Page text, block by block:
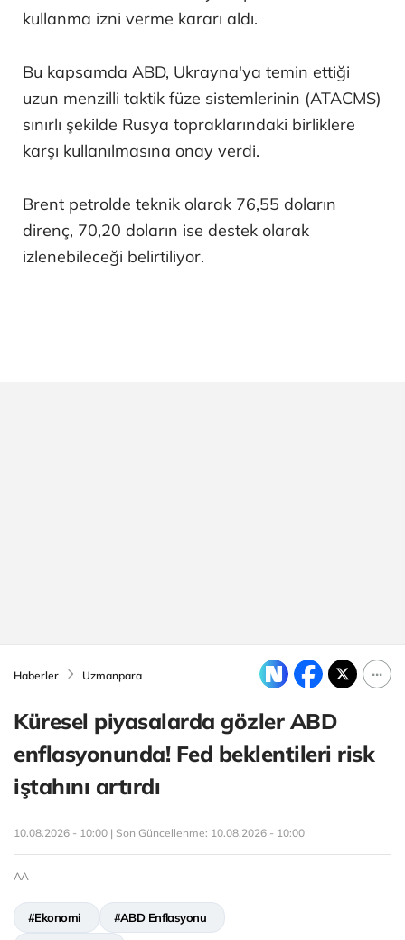
kullanma izni verme kararı aldı.
Bu kapsamda ABD, Ukrayna'ya temin ettiği
uzun menzilli taktik füze sistemlerinin (ATACMS)
sınırlı şekilde Rusya topraklarındaki birliklere
karşı kullanılmasına onay verdi.
Brent petrolde teknik olarak 76,55 doların
direnç, 70,20 doların ise destek olarak
izlenebileceği belirtiliyor.
Haberler Uzmanpara
Küresel piyasalarda gözler ABD
enflasyonunda! Fed beklentileri risk
iştahını artırdı
10.08.2026 - 10:00 | Son Güncellenme: 10.08.2026 - 10:00
AA
#Ekonomi #ABD Enflasyonu